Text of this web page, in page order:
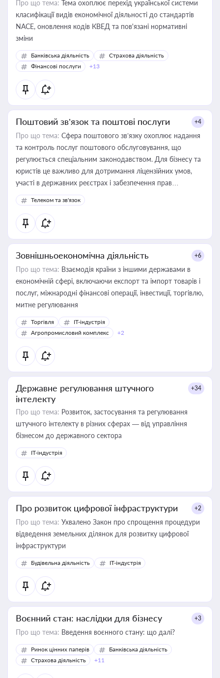
Про що тема: Тема охоплює перехід української системи
класифікації видів економічної діяльності до стандартів
NACE, оновлення кодів КВЕД та пов'язані нормативні
зміни
Банківська діяльність
Страхова діяльність
Фінансові послуги
+13
Поштовий зв’язок та поштові послуги +4
Про що тема: Сфера поштового зв’язку охоплює надання
та контроль послуг поштового обслуговування, що
регулюється спеціальним законодавством. Для бізнесу та
юристів це важливо для дотримання ліцензійних умов,
участі в державних реєстрах і забезпечення прав
споживачів.
Телеком та зв'язок
Зовнішньоекономічна діяльність +6
Про що тема: Взаємодія країни з іншими державами в
економічній сфері, включаючи експорт та імпорт товарів і
послуг, міжнародні фінансові операції, інвестиції, торгівлю,
митне регулювання
Торгівля
IT-індустрія
Агропромисловий комплекс
+2
Державне регулювання штучного
інтелекту
+34
Про що тема: Розвиток, застосування та регулювання
штучного інтелекту в різних сферах — від управління
бізнесом до державного сектора
IT-індустрія
Про розвиток цифрової інфраструктури +2
Про що тема: Ухвалено Закон про спрощення процедури
відведення земельних ділянок для розвитку цифрової
інфраструктури
Будівельна діяльність IT-індустрія
Воєнний стан: наслідки для бізнесу +3
Про що тема: Введення воєнного стану: що далі?
Ринок цінних паперів
Банківська діяльність
Страхова діяльність
+11